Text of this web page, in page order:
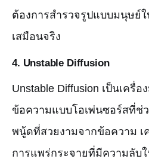
ต้องการสำรวจรูปแบบมนุษย์
เสมือนจริง
4. Unstable Diffusion
Unstable Diffusion เป็นเครื่
ข้อความแบบโอเพ่นซอร์สที่ช่
พนู้ดที่สวยงามจากข้อความ เ
การแพร่กระจายที่มีความลับ